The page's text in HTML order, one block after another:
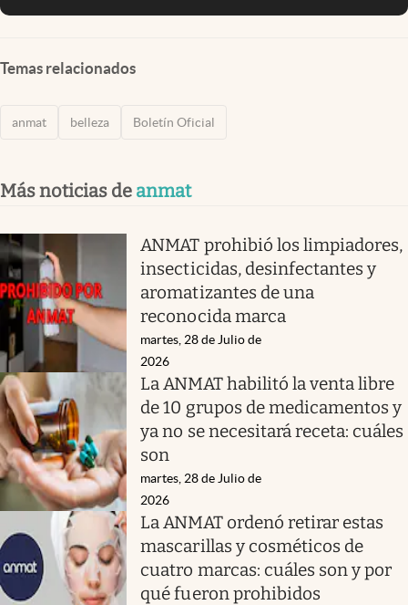
Temas relacionados
anmat belleza Boletín Oficial
Más noticias de anmat
ANMAT prohibió los limpiadores,
insecticidas, desinfectantes y
aromatizantes de una
reconocida marca
martes, 28 de Julio de
2026
La ANMAT habilitó la venta libre
de 10 grupos de medicamentos y
ya no se necesitará receta: cuáles
son
martes, 28 de Julio de
2026
La ANMAT ordenó retirar estas
mascarillas y cosméticos de
cuatro marcas: cuáles son y por
qué fueron prohibidos